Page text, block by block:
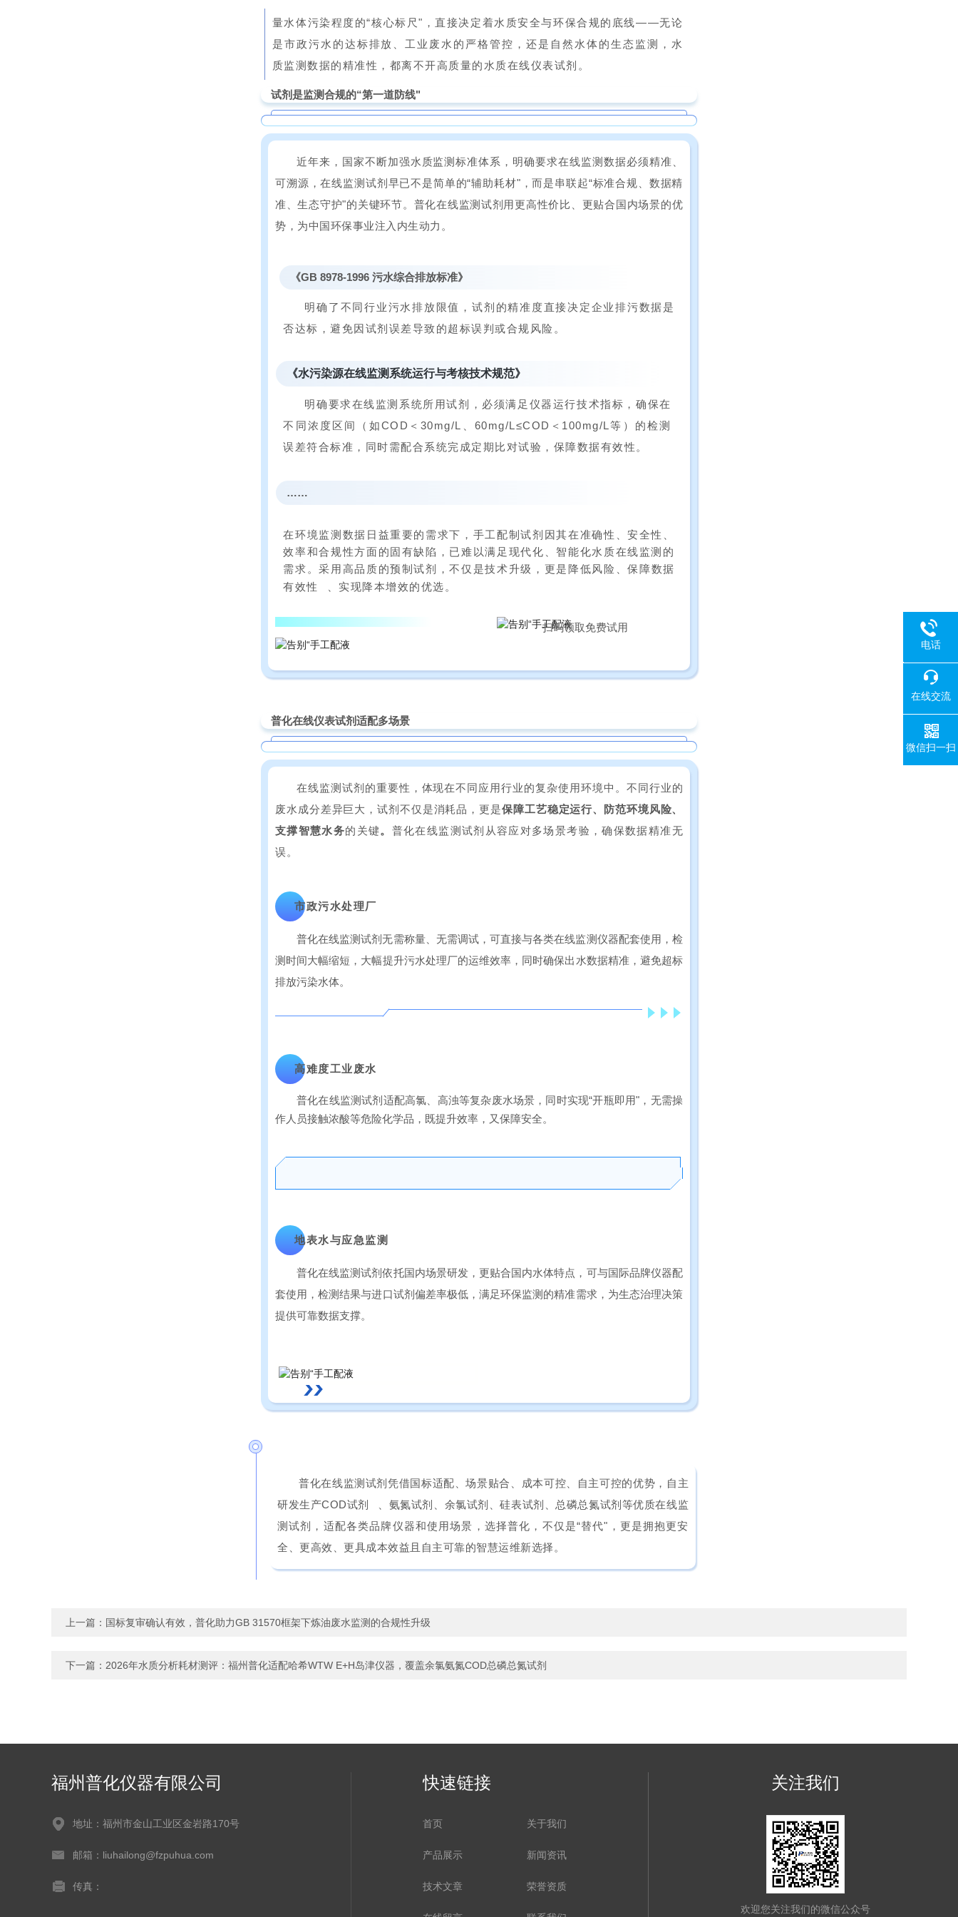
量水体污染程度的“核心标尺"，直接决定着水质安全与环保合规的底线——无论
是市政污水的达标排放、工业废水的严格管控，还是自然水体的生态监测，水
质监测数据的精准性，都离不开高质量的水质在线仪表试剂。
试剂是监测合规的“第一道防线"
近年来，国家不断加强水质监测标准体系，明确要求在线监测数据必须精准、
可溯源，在线监测试剂早已不是简单的“辅助耗材"，而是串联起“标准合规、数据精
准、生态守护"的关键环节。普化在线监测试剂用更高性价比、更贴合国内场景的优
势，为中国环保事业注入内生动力。
《GB 8978-1996 污水综合排放标准》
明确了不同行业污水排放限值，试剂的精准度直接决定企业排污数据是
否达标，避免因试剂误差导致的超标误判或合规风险。
《水污染源在线监测系统运行与考核技术规范》
明确要求在线监测系统所用试剂，必须满足仪器运行技术指标，确保在
不同浓度区间（如COD＜30mg/L、60mg/L≤COD＜100mg/L等）的检测
误差符合标准，同时需配合系统完成定期比对试验，保障数据有效性。
……
在环境监测数据日益重要的需求下，手工配制试剂因其在准确性、安全性、
效率和合规性方面的固有缺陷，已难以满足现代化、智能化水质在线监测的
需求。采用高品质的预制试剂，不仅是技术升级，更是降低风险、保障数据
有效性
、实现降本增效的优选 。
扫码领取免费试用
普化在线仪表试剂适配多场景
在线监测试剂的重要性，体现在不同应用行业的复杂使用环境中。不同行业的
废水成分差异巨大，试剂不仅是消耗品，更是保障工艺稳定运行、防范环境风险、
支撑智慧水务的 关键。 普化在线监测试剂从容应对多场景考验，确保数据精准无
误。
市政污水处理厂
普化在线监测试剂无需称量、无需调试，可直接与各类在线监测仪器配套使用，检
测时间大幅缩短，大幅提升污水处理厂的运维效率，同时确保出水数据精准，避免超标
排放污染水体。
高难度工业废水
普化在线监测试剂适配高氯、高浊等复杂废水场景，同时实现“开瓶即用"，无需操
作人员接触浓酸等危险化学品，既提升效率，又保障安全。
地表水与应急监测
普化在线监测试剂依托国内场景研发，更贴合国内水体特点，可与国际品牌仪器配
套使用，检测结果与进口试剂偏差率极低，满足环保监测的精准需求，为生态治理决策
提供可靠数据支撑。
普化在线监测试剂凭借国标适配、场景贴合、成本可控、自主可控的优势，自主
研发生产COD试剂
、氨氮试剂、余氯试剂、硅表试剂、总磷总氮试剂等优质在线监
测试剂，适配各类品牌仪器和使用场景，选择普化，不仅是“替代"，更是拥抱更安
全、更高效、更具成本效益且自主可靠的智慧运维新选择。
上一篇： 国标复审确认有效，普化助力GB 31570框架下炼油废水监测的合规性升级
下一篇： 2026年水质分析耗材测评：福州普化适配哈希WTW E+H岛津仪器，覆盖余氯氨氮COD总磷总氮试剂
福州普化仪器有限公司
地址：福州市金山工业区金岩路170号
邮箱：liuhailong@fzpuhua.com
传真：
快速链接
首页 关于我们
产品展示 新闻资讯
技术文章 荣誉资质
关注我们
欢迎您关注我们的微信公众号
电话
400-
在线交流
微信扫一扫